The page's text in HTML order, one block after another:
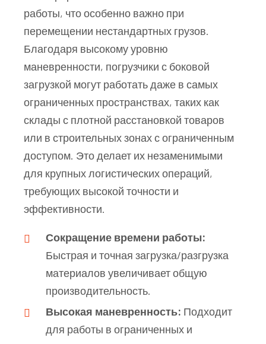
работы, что особенно важно при
перемещении нестандартных грузов.
Благодаря высокому уровню
маневренности, погрузчики с боковой
загрузкой могут работать даже в самых
ограниченных пространствах, таких как
склады с плотной расстановкой товаров
или в строительных зонах с ограниченным
доступом. Это делает их незаменимыми
для крупных логистических операций,
требующих высокой точности и
эффективности.
Сокращение времени работы:
Быстрая и точная загрузка/разгрузка
материалов увеличивает общую
производительность.
Высокая маневренность: Подходит
для работы в ограниченных и